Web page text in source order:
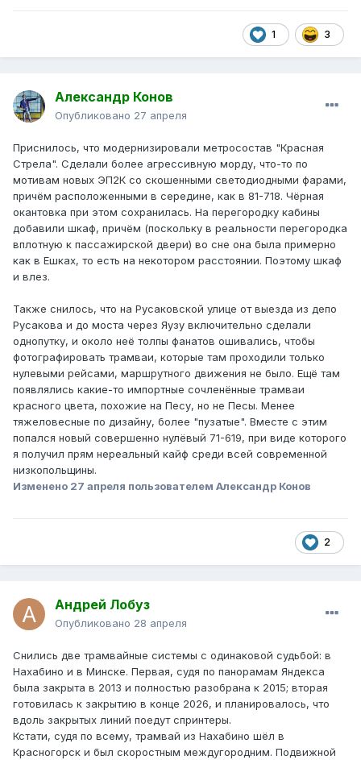
1 3
Александр Конов
Опубликовано 27 апреля
Приснилось, что модернизировали метросостав "Красная
Стрела". Сделали более агрессивную морду, что-то по
мотивам новых ЭП2К со скошенными светодиодными фарами,
причём расположенными в середине, как в 81-718. Чёрная
окантовка при этом сохранилась. На перегородку кабины
добавили шкаф, причём (поскольку в реальности перегородка
вплотную к пассажирской двери) во сне она была примерно
как в Ешках, то есть на некотором расстоянии. Поэтому шкаф
и влез.
Также снилось, что на Русаковской улице от выезда из депо
Русакова и до моста через Яузу включительно сделали
однопутку, и около неё толпы фанатов ошивались, чтобы
фотографировать трамваи, которые там проходили только
нулевыми рейсами, маршрутного движения не было. Ещё там
появлялись какие-то импортные сочленённые трамваи
красного цвета, похожие на Песу, но не Песы. Менее
тяжеловесные по дизайну, более "пузатые". Вместе с этим
попался новый совершенно нулёвый 71-619, при виде которого
я получил прям нереальный кайф среди всей современной
низкопольщины.
Изменено 27 апреля пользователем Александр Конов
2
Андрей Лобуз
Опубликовано 28 апреля
Снились две трамвайные системы с одинаковой судьбой: в
Нахабино и в Минске. Первая, судя по панорамам Яндекса
была закрыта в 2013 и полностью разобрана к 2015; вторая
готовилась к закрытию в конце 2026, и планировалось, что
вдоль закрытых линий поедут спринтеры.
Кстати, судя по всему, трамвай из Нахабино шёл в
Красногорск и был скоростным междугородним. Подвижной